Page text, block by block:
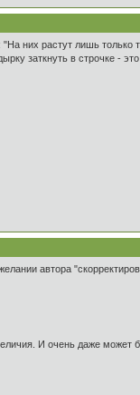
"На них растут лишь
заткнуть в строчке -
автора
И очень даже может